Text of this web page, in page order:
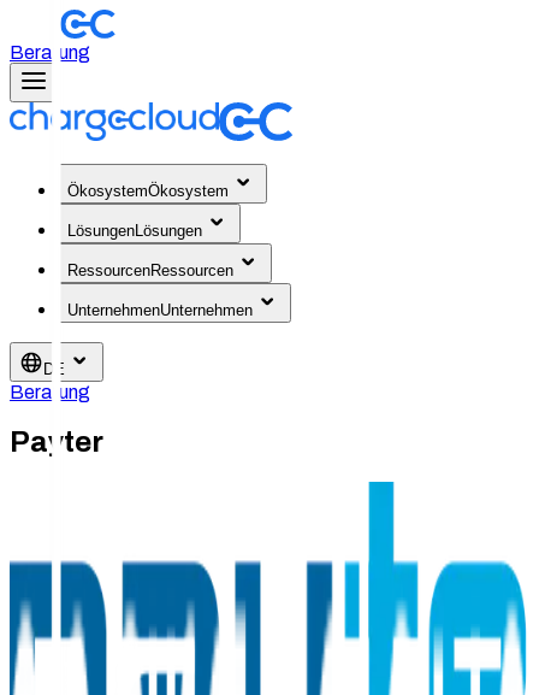
Beratung
ÖkosystemÖkosystem
LösungenLösungen
RessourcenRessourcen
UnternehmenUnternehmen
DE
Beratung
Payter